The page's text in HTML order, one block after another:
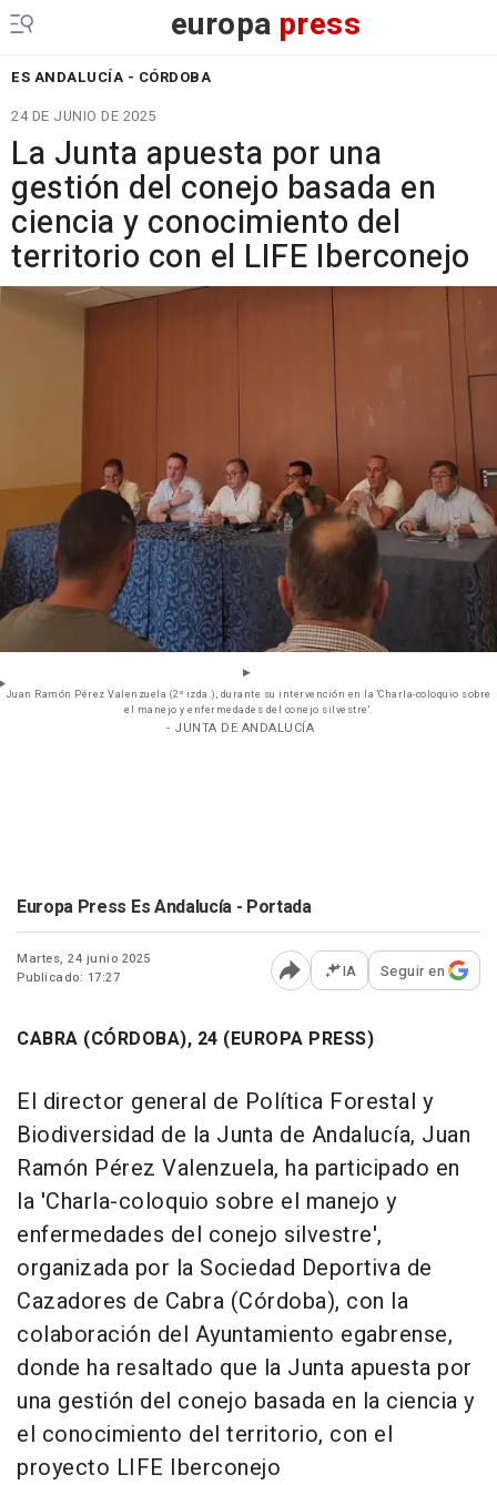
europa press
ES ANDALUCÍA - CÓRDOBA
24 DE JUNIO DE 2025
La Junta apuesta por una
gestión del conejo basada en
ciencia y conocimiento del
territorio con el LIFE Iberconejo
Juan Ramón Pérez Valenzuela (2º izda.), durante su intervención en la 'Charla-coloquio sobre
el manejo y enfermedades del conejo silvestre'.
- JUNTA DE ANDALUCÍA
Europa Press Es Andalucía - Portada
Martes, 24 junio 2025
Publicado: 17:27
Abrir opciones para
IA Seguir en
CABRA (CÓRDOBA), 24 (EUROPA PRESS)
El director general de Política Forestal y
Biodiversidad de la Junta de Andalucía, Juan
Ramón Pérez Valenzuela, ha participado en
la 'Charla-coloquio sobre el manejo y
enfermedades del conejo silvestre',
organizada por la Sociedad Deportiva de
Cazadores de Cabra (Córdoba), con la
colaboración del Ayuntamiento egabrense,
donde ha resaltado que la Junta apuesta por
una gestión del conejo basada en la ciencia y
el conocimiento del territorio, con el
proyecto LIFE Iberconejo